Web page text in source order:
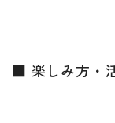
■ 楽しみ方・